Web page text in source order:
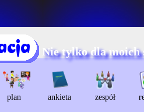
Nie tylko dla moich
plan ankieta zespół